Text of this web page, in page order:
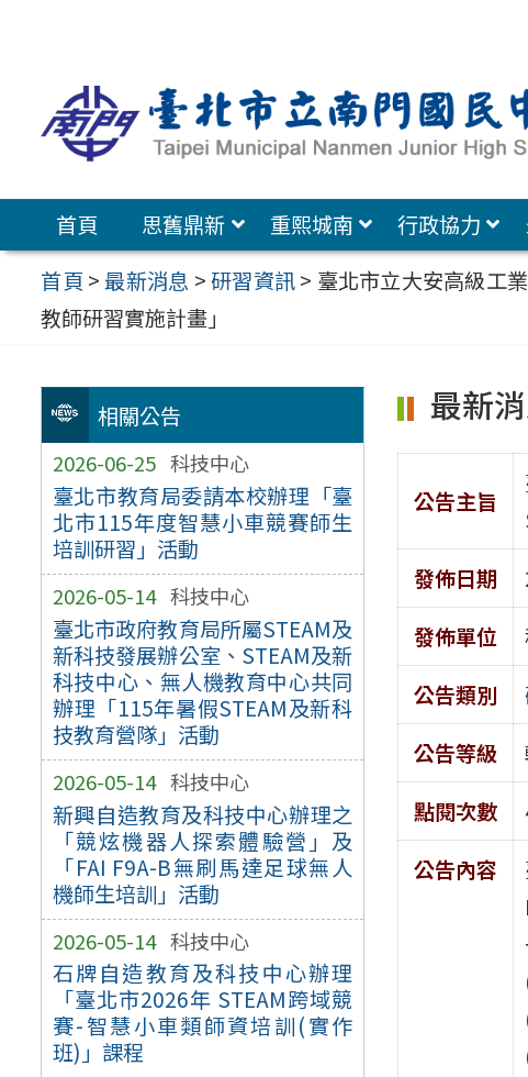
容
區
首頁 思舊鼎新 重熙城南 行政協力
首頁 >最新消息 >研習資訊> 臺北市立大安高級工
教師研習實施計畫」
相關公告
2026-06-25 科技中心
臺北市教育局委請本校辦理「臺
北市115年度智慧小車競賽師生
培訓研習」活動
2026-05-14 科技中心
臺北市政府教育局所屬STEAM及
新科技發展辦公室、STEAM及新
科技中心、無人機教育中心共同
辦理「115年暑假STEAM及新科
技教育營隊」活動
2026-05-14 科技中心
新興自造教育及科技中心辦理之
「競炫機器人探索體驗營」及
「FAI F9A-B無刷馬達足球無人
機師生培訓」活動
2026-05-14 科技中心
石牌自造教育及科技中心辦理
「臺北市2026年 STEAM跨域競
賽-智慧小車類師資培訓(實作
班)」課程
最新
公告主旨
發佈日期
發佈單位
公告類別
公告等級
點閱次數
公告內容